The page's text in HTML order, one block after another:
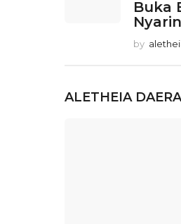
Buka
by
ALETHEIA